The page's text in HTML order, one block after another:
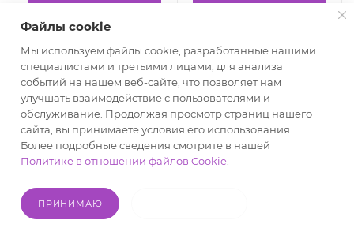
Футболка мужская
OVERSIZE (кулирка)
Файлы cookie
Мы используем файлы cookie, разработанные нашими
специалистами и третьими лицами, для анализа
событий на нашем веб-сайте, что позволяет нам
улучшать взаимодействие с пользователями и
обслуживание. Продолжая просмотр страниц нашего
сайта, вы принимаете условия его использования.
Более подробные сведения смотрите в нашей
Политике в отношении файлов Cookie
ПРИНИМАЮ